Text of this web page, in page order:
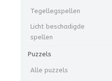
Tegellegspellen
Licht beschadigde
spellen
Puzzels
Alle puzzels